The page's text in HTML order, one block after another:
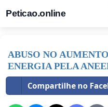
Peticao.online
ABUSO NO
ENERGIA PELA
Compartilhe no